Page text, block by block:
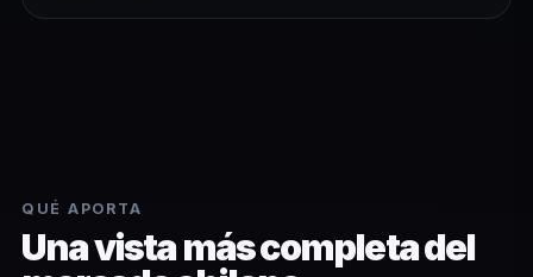
QUÉ APORTA
Una vista más completa del